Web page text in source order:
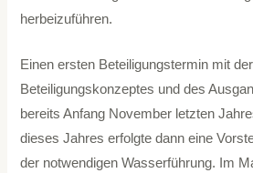
herbeizuführen.
Einen ersten Beteiligungstermin mit
Beteiligungskonzeptes und des
bereits Anfang November letzten
dieses Jahres erfolgte dann eine
der notwendigen Wasserführung. Im